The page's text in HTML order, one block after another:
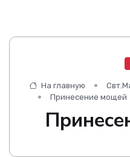
На главную
Принесение мощей